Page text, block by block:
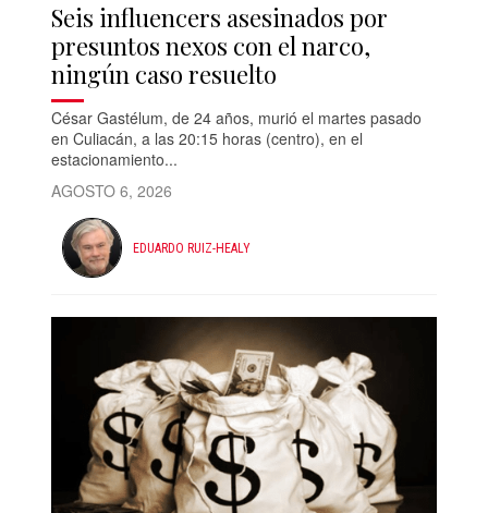
Seis influencers asesinados por
presuntos nexos con el narco,
ningún caso resuelto
César Gastélum, de 24 años, murió el martes pasado
en Culiacán, a las 20:15 horas (centro), en el
estacionamiento...
AGOSTO 6, 2026
EDUARDO RUIZ-HEALY